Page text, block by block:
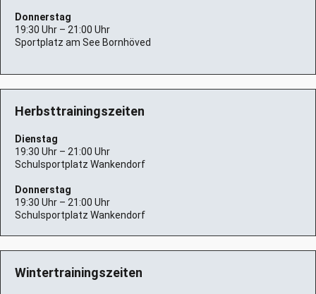
Donnerstag
19:30 Uhr – 21:00 Uhr
Sportplatz am See Bornhöved
Herbsttrainingszeiten
Dienstag
19:30 Uhr – 21:00 Uhr
Schulsportplatz Wankendorf
Donnerstag
19:30 Uhr – 21:00 Uhr
Schulsportplatz Wankendorf
Wintertrainingszeiten